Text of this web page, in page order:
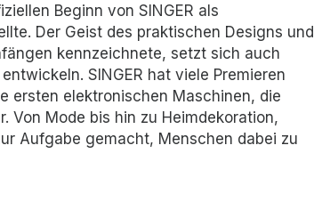
Beginn von SINGER als
Der Geist des praktischen Designs und
kennzeichnete, setzt sich auch
SINGER hat viele Premieren
ersten elektronischen Maschinen, die
Von Mode bis hin zu Heimdekoration,
Aufgabe gemacht, Menschen dabei zu